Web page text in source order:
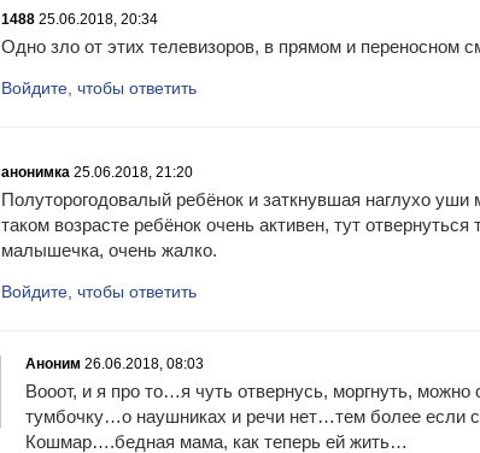
1488 25.06.2018, 20:34
Одно зло от этих телевизоров, в прямом и
Войдите, чтобы ответить
анонимка 25.06.2018, 21:20
Полуторогодовалый ребёнок и заткнувшая наглухо
таком возрасте ребёнок очень активен, тут
малышечка, очень жалко.
Войдите, чтобы ответить
Аноним 26.06.2018, 08:03
Вооот, и я про то…я чуть отвернусь, моргнуть,
тумбочку…о наушниках и речи нет…тем более если
Кошмар….бедная мама, как теперь ей жить…